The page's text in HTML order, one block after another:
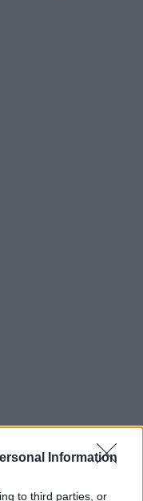
Information
to third parties, or